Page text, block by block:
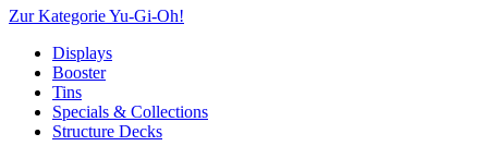
Zur Kategorie Yu-Gi-Oh!
Displays
Booster
Tins
Specials & Collections
Structure Decks